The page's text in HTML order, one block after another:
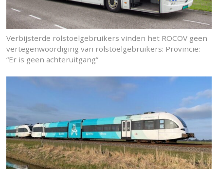
Verbijsterde rolstoelgebruikers vinden het ROCOV geen
vertegenwoordiging van rolstoelgebruikers: Provincie:
“Er is geen achteruitgang”